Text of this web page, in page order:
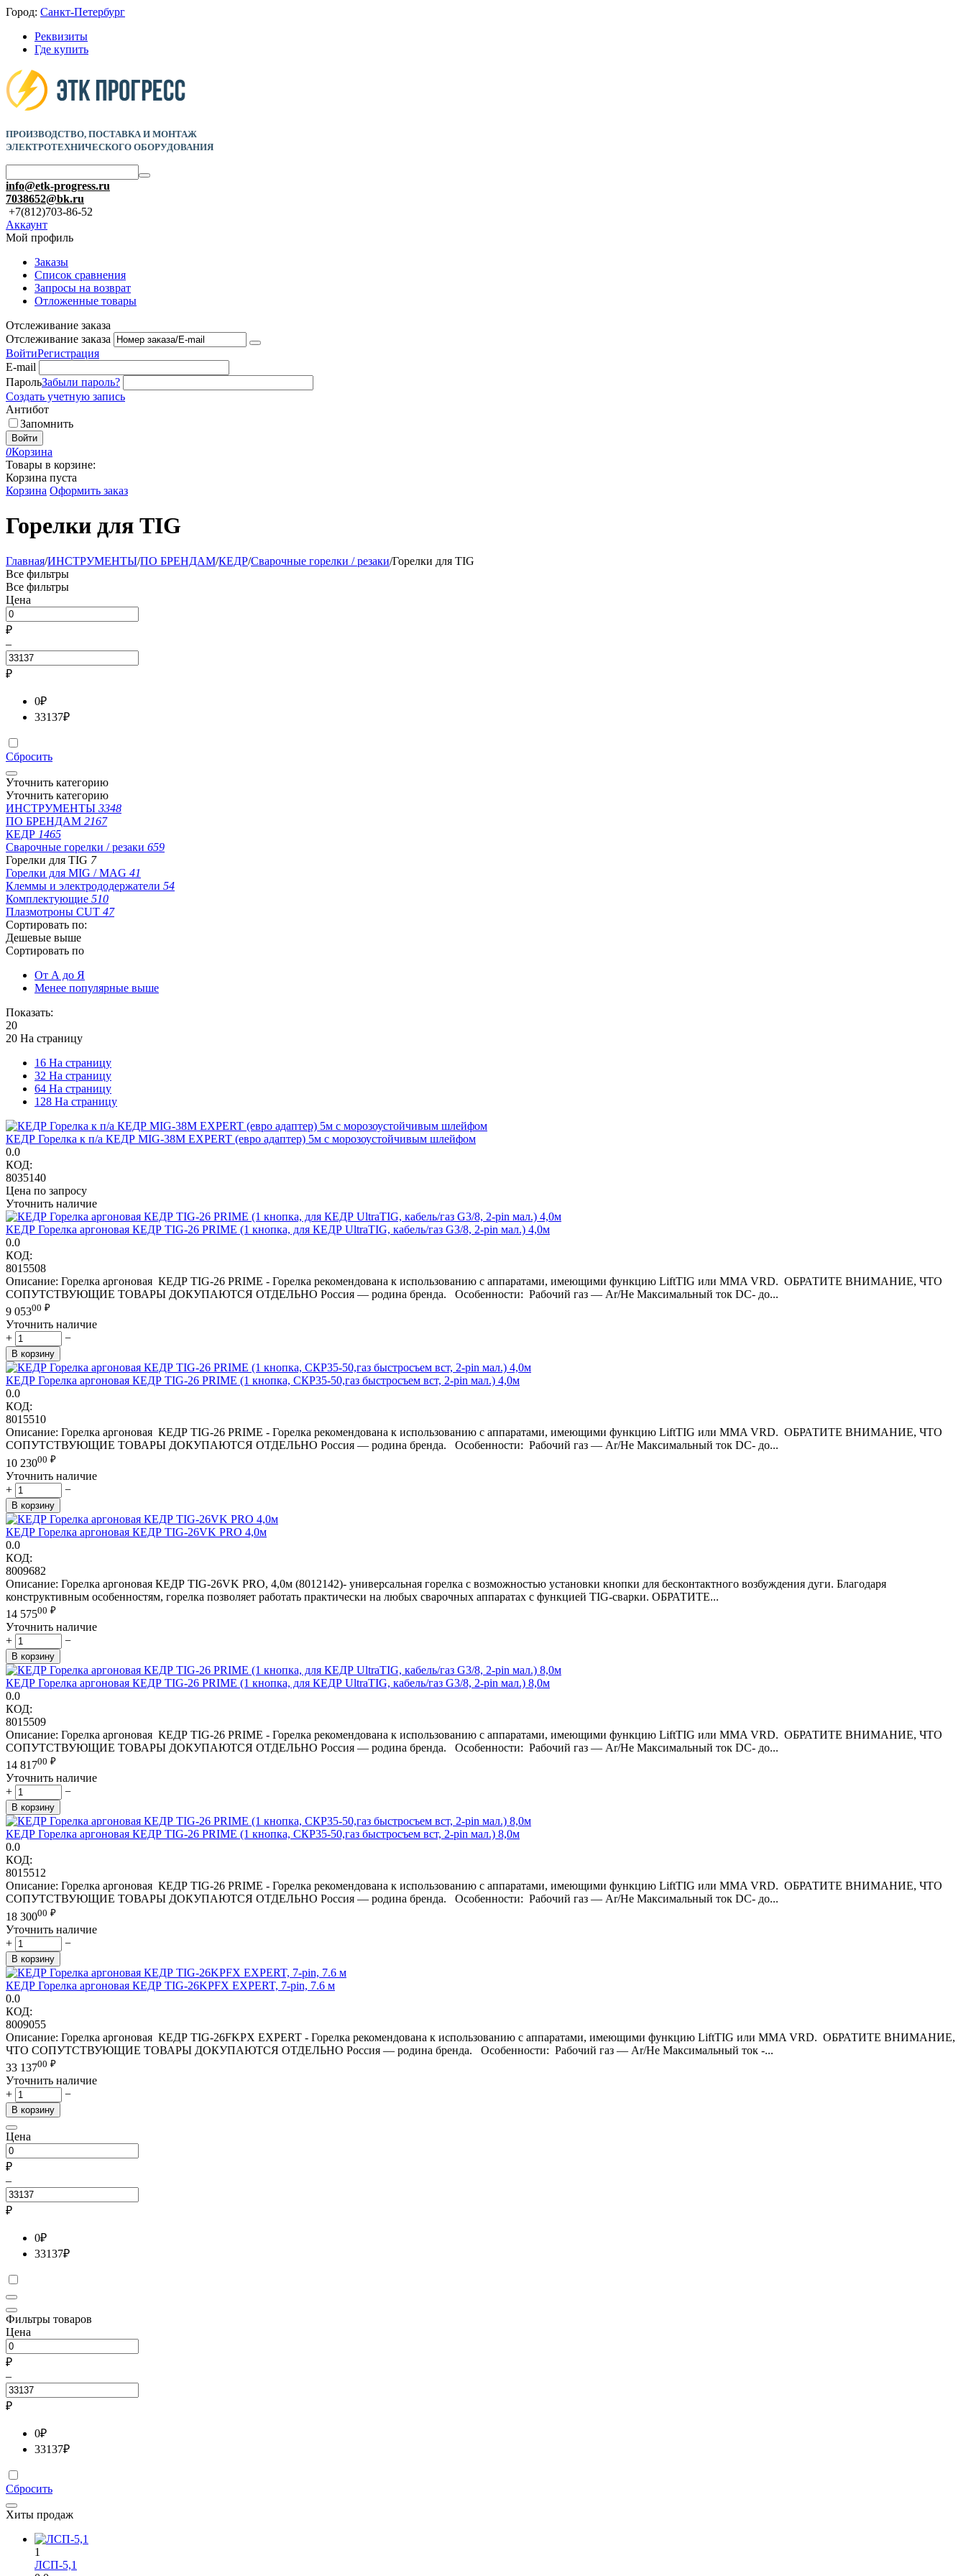
Город: Санкт-Петербург
Реквизиты
Где купить
ПРОИЗВОДСТВО, ПОСТАВКА И МОНТАЖ
ЭЛЕКТРОТЕХНИЧЕСКОГО ОБОРУДОВАНИЯ
info@etk-progress.ru
7038652@bk.ru
+7(812)703-86-52
Аккаунт
Мой профиль
Заказы
Список сравнения
Запросы на возврат
Отложенные товары
Отслеживание заказа
Отслеживание заказа
ВойтиРегистрация
E-mail
ПарольЗабыли пароль?
Создать учетную запись
Антибот
Запомнить
Войти
0Корзина
Товары в корзине:
Корзина пуста
Корзина Оформить заказ
Горелки для TIG
Главная/ИНСТРУМЕНТЫ/ПО БРЕНДАМ/КЕДР/Сварочные горелки / резаки/Горелки для TIG
Все фильтры
Все фильтры
Цена
₽
–
₽
0₽
33137₽
Сбросить
Уточнить категорию
Уточнить категорию
ИНСТРУМЕНТЫ 3348
ПО БРЕНДАМ 2167
КЕДР 1465
Сварочные горелки / резаки 659
Горелки для TIG 7
Горелки для MIG / MAG 41
Клеммы и электрододержатели 54
Комплектующие 510
Плазмотроны CUT 47
Сортировать по:
Дешевые выше
Сортировать по
От А до Я
Менее популярные выше
Показать:
20
20 На страницу
16 На страницу
32 На страницу
64 На страницу
128 На страницу
КЕДР Горелка к п/а КЕДР MIG-38M EXPERT (евро адаптер) 5м с морозоустойчивым шлейфом
0.0
КОД:
8035140
Цена по запросу
Уточнить наличие
КЕДР Горелка аргоновая КЕДР TIG-26 PRIME (1 кнопка, для КЕДР UltraTIG, кабель/газ G3/8, 2-pin мал.) 4,0м
0.0
КОД:
8015508
Описание: Горелка аргоновая КЕДР TIG-26 PRIME - Горелка рекомендована к использованию с аппаратами, имеющими функцию LiftTIG или MMA VRD. ОБРАТИТЕ ВНИМАНИЕ, ЧТО
СОПУТСТВУЮЩИЕ ТОВАРЫ ДОКУПАЮТСЯ ОТДЕЛЬНО Россия — родина бренда. Особенности: Рабочий газ — Ar/He Максимальный ток DC- до...
9 05300 ₽
Уточнить наличие
+
−
В корзину
КЕДР Горелка аргоновая КЕДР TIG-26 PRIME (1 кнопка, СКР35-50,газ быстросъем вст, 2-pin мал.) 4,0м
0.0
КОД:
8015510
Описание: Горелка аргоновая КЕДР TIG-26 PRIME - Горелка рекомендована к использованию с аппаратами, имеющими функцию LiftTIG или MMA VRD. ОБРАТИТЕ ВНИМАНИЕ, ЧТО
СОПУТСТВУЮЩИЕ ТОВАРЫ ДОКУПАЮТСЯ ОТДЕЛЬНО Россия — родина бренда. Особенности: Рабочий газ — Ar/He Максимальный ток DC- до...
10 23000 ₽
Уточнить наличие
+
−
В корзину
КЕДР Горелка аргоновая КЕДР TIG-26VK PRO 4,0м
0.0
КОД:
8009682
Описание: Горелка аргоновая КЕДР TIG-26VK PRO, 4,0м (8012142)- универсальная горелка с возможностью установки кнопки для бесконтактного возбуждения дуги. Благодаря
конструктивным особенностям, горелка позволяет работать практически на любых сварочных аппаратах с функцией TIG-сварки. ОБРАТИТЕ...
14 57500 ₽
Уточнить наличие
+
−
В корзину
КЕДР Горелка аргоновая КЕДР TIG-26 PRIME (1 кнопка, для КЕДР UltraTIG, кабель/газ G3/8, 2-pin мал.) 8,0м
0.0
КОД:
8015509
Описание: Горелка аргоновая КЕДР TIG-26 PRIME - Горелка рекомендована к использованию с аппаратами, имеющими функцию LiftTIG или MMA VRD. ОБРАТИТЕ ВНИМАНИЕ, ЧТО
СОПУТСТВУЮЩИЕ ТОВАРЫ ДОКУПАЮТСЯ ОТДЕЛЬНО Россия — родина бренда. Особенности: Рабочий газ — Ar/He Максимальный ток DC- до...
14 81700 ₽
Уточнить наличие
+
−
В корзину
КЕДР Горелка аргоновая КЕДР TIG-26 PRIME (1 кнопка, СКР35-50,газ быстросъем вст, 2-pin мал.) 8,0м
0.0
КОД:
8015512
Описание: Горелка аргоновая КЕДР TIG-26 PRIME - Горелка рекомендована к использованию с аппаратами, имеющими функцию LiftTIG или MMA VRD. ОБРАТИТЕ ВНИМАНИЕ, ЧТО
СОПУТСТВУЮЩИЕ ТОВАРЫ ДОКУПАЮТСЯ ОТДЕЛЬНО Россия — родина бренда. Особенности: Рабочий газ — Ar/He Максимальный ток DC- до...
18 30000 ₽
Уточнить наличие
+
−
В корзину
КЕДР Горелка аргоновая КЕДР TIG-26KPFX EXPERT, 7-pin, 7.6 м
0.0
КОД:
8009055
Описание: Горелка аргоновая КЕДР TIG-26FKPX EXPERT - Горелка рекомендована к использованию с аппаратами, имеющими функцию LiftTIG или MMA VRD. ОБРАТИТЕ ВНИМАНИЕ,
ЧТО СОПУТСТВУЮЩИЕ ТОВАРЫ ДОКУПАЮТСЯ ОТДЕЛЬНО Россия — родина бренда. Особенности: Рабочий газ — Ar/He Максимальный ток -...
33 13700 ₽
Уточнить наличие
+
−
В корзину
Цена
₽
–
₽
0₽
33137₽
Фильтры товаров
Цена
₽
–
₽
0₽
33137₽
Сбросить
Хиты продаж
1
ЛСП-5,1